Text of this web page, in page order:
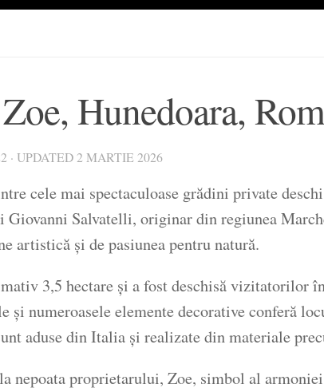
Hunedoara,
· UPDATED2 MARTIE 2026
cele mai spectaculoase grădini private
Salvatelli, originar din regiunea
artistică și de pasiunea pentru natură.
3,5 hectare și a fost deschisă
și numeroasele elemente decorative conferă
aduse din Italia și realizate din materiale
nepoata proprietarului, Zoe, simbol al